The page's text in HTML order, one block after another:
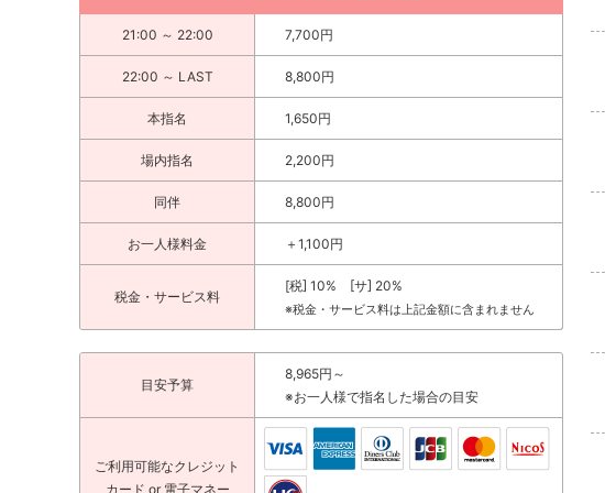
21:00 ～ 22:00 7,700円
22:00 ～ LAST 8,800円
本指名 1,650円
場内指名 2,200円
同伴 8,800円
お一人様料金 ＋1,100円
税金・サービス料
[税] 10% [サ] 20%
※税金・サービス料は上記金額に含まれません
目安予算
8,965円～
※お一人様で指名した場合の目安
ご利用可能なクレジット
カード or 電子マネー